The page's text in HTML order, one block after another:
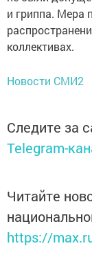
и гриппа. Мера
коллективах.
Новости СМИ2
Следите за
Telegram-
Читайте
https://